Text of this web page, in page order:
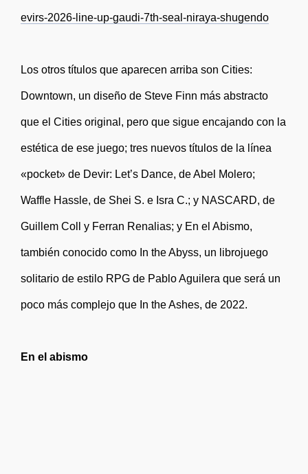
evirs-2026-line-up-gaudi-7th-seal-niraya-shugendo
Los otros títulos que aparecen arriba son Cities:
Downtown, un diseño de Steve Finn más abstracto
que el Cities original, pero que sigue encajando con la
estética de ese juego; tres nuevos títulos de la línea
«pocket» de Devir: Let’s Dance, de Abel Molero;
Waffle Hassle, de Shei S. e Isra C.; y NASCARD, de
Guillem Coll y Ferran Renalias; y En el Abismo,
también conocido como In the Abyss, un librojuego
solitario de estilo RPG de Pablo Aguilera que será un
poco más complejo que In the Ashes, de 2022.
En el abismo